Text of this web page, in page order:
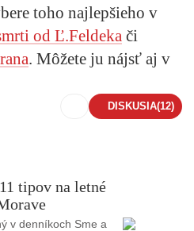
toho najlepšieho v
od Ľ.Feldeka či
. Môžete ju nájsť aj v
DISKUSIA(12)
tipov na letné
v denníkoch Sme a